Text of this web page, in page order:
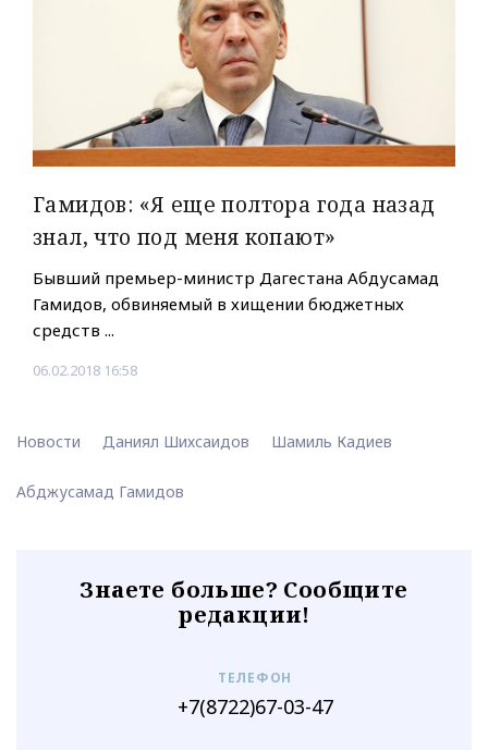
Гамидов: «Я еще полтора года назад
знал, что под меня копают»
Бывший премьер-министр Дагестана Абдусамад
Гамидов, обвиняемый в хищении бюджетных
средств ...
06.02.2018 16:58
Новости Даниял Шихсаидов Шамиль Кадиев
Абджусамад Гамидов
Знаете больше? Сообщите
редакции!
ТЕЛЕФОН
+7(8722)67-03-47